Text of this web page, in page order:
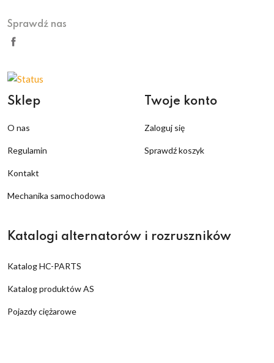
Sprawdź nas
Sklep
O nas
Regulamin
Kontakt
Mechanika samochodowa
Twoje konto
Zaloguj się
Sprawdź koszyk
Katalogi alternatorów i rozruszników
Katalog HC-PARTS
Katalog produktów AS
Pojazdy ciężarowe